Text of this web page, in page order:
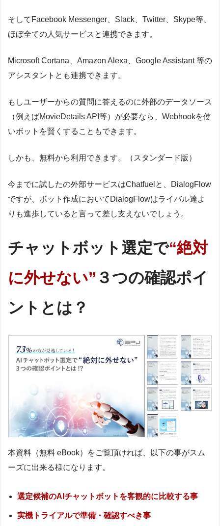
そしてFacebook Messenger、Slack、Twitter、Skype等、
ほぼ全ての人気サービスと連携できます。
Microsoft Cortana、Amazon Alexa、Google Assistant 等の
アシスタントとも連携できます。
もしユーザーからの質問に答えるのに外部のデータソース
（例えばMovieDetails API等）が必要なら、Webhookを使
いボットを賢くすることもできます。
しかも、無料から利用できます。（スタンダード版）
今までに試したの外部サービスはChatfuelと、DialogFlow
ですが、ボット作成においてDialogFlowはライバル達よ
りも進歩していると言って差し支えないでしょう。
チャットボット選定で“絶対
に外せない” ３つの確認ポイ
ントとは？
本資料（無料 eBook）をご覧頂ければ、以下の事がスム
ーズに出来る様になります。
選定候補のAIチャットボットを客観的に比較する事
実機トライアルで準備・確認すべき事